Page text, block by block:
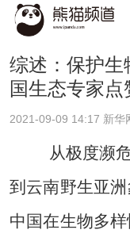
综述：保护生
国生态专家点
2021-09-09 14:17 新华
从极度濒危
到云南野生亚
中国在生物多